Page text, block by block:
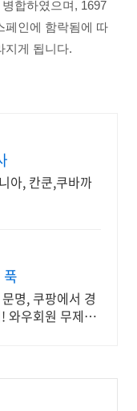
합하였으며, 1697
페인에 함락됨에 따
지게 됩니다.
아, 칸쿤,쿠바까
명, 쿠팡에서 경
와우회원 무제한